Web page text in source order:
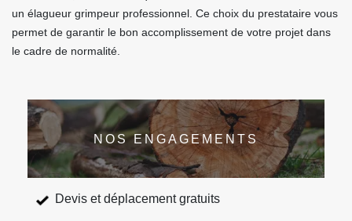
un élagueur grimpeur professionnel. Ce choix du prestataire vous
permet de garantir le bon accomplissement de votre projet dans
le cadre de normalité.
NOS ENGAGEMENTS
Devis et déplacement gratuits